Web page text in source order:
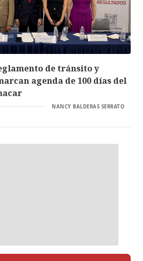
de tránsito y
agenda de 100 días del
NANCY BALDERAS SERRATO